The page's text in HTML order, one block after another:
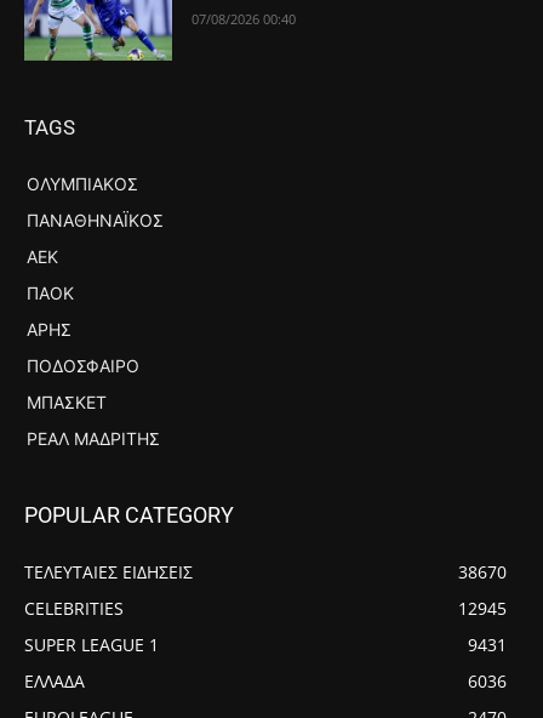
07/08/2026 00:40
TAGS
ΟΛΥΜΠΙΑΚΌΣ
ΠΑΝΑΘΗΝΑΪΚΌΣ
ΑΕΚ
ΠΑΟΚ
ΆΡΗΣ
ΠΟΔΌΣΦΑΙΡΟ
ΜΠΆΣΚΕΤ
ΡΕΆΛ ΜΑΔΡΊΤΗΣ
POPULAR CATEGORY
ΤΕΛΕΥΤΑΙΕΣ ΕΙΔΗΣΕΙΣ
38670
CELEBRITIES
12945
SUPER LEAGUE 1
9431
ΕΛΛΑΔΑ
6036